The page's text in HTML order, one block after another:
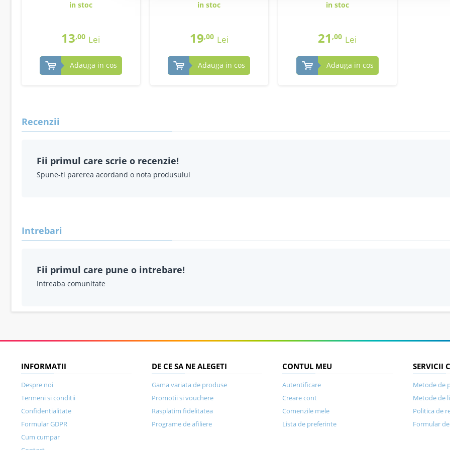
in stoc
13,00 Lei
Adauga in cos
in stoc
19,00 Lei
Adauga in cos
in stoc
21,00 Lei
Adauga in cos
Recenzii
Fii primul care scrie o recenzie!
Spune-ti parerea acordand o nota produsului
Intrebari
Fii primul care pune o intrebare!
Intreaba comunitate
INFORMATII
Despre noi
Termeni si conditii
Confidentialitate
Formular GDPR
Cum cumpar
DE CE SA NE ALEGETI
Gama variata de produse
Promotii si vouchere
Rasplatim fidelitatea
Programe de afiliere
CONTUL MEU
Autentificare
Creare cont
Comenzile mele
Lista de preferinte
SERVICII
Metode de
Metode de
Politica de
Formular